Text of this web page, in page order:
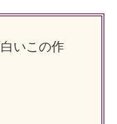
いこの作